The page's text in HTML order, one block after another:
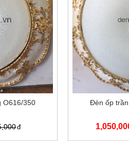
O616/350 Đèn ốp